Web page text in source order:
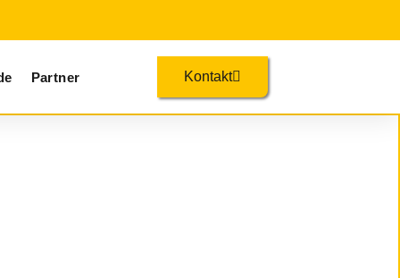
Partner Kontakt